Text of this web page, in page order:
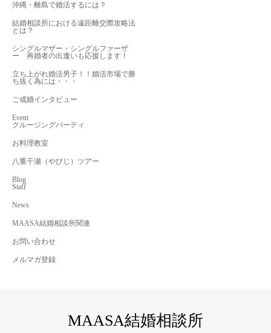
沖縄・離島で婚活するには？
結婚相談所における遠距離交際攻略法
とは？
シングルマザー・シングルファーザ
ー 再婚者の出逢いも応援します！
立ち上がれ婚活男子！！婚活市場で勝
ち抜く為には・・・
ご成婚インタビュー
Event
クルージングパーティ
お料理教室
八重干瀬（やびじ）ツアー
Blog
Staff
News
MAASA結婚相談所関連
お問い合わせ
メルマガ登録
MAASA結婚相談所